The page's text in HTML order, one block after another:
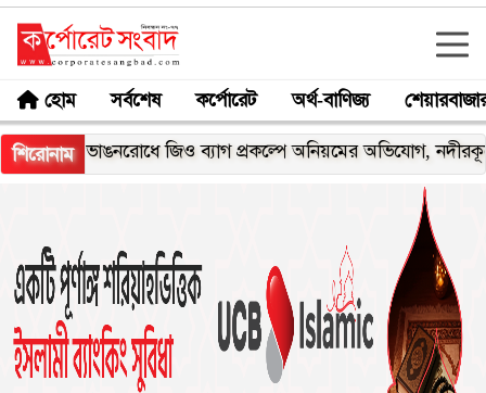
হোম সর্বশেষ কর্পোরেট অর্থ-বাণিজ্য
শিরোনামজিও ব্যাগ প্রকল্পে অনিয়মের অভিযোগ, নদীরকূলে